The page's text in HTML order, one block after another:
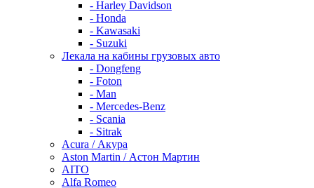
- Harley Davidson
- Honda
- Kawasaki
- Suzuki
Лекала на кабины грузовых авто
- Dongfeng
- Foton
- Man
- Mercedes-Benz
- Scania
- Sitrak
Acura / Акура
Aston Martin / Астон Мартин
AITO
Alfa Romeo